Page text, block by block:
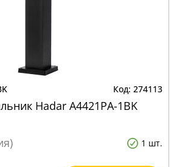
274113
Hadar A4421PA-1BK
1 шт.